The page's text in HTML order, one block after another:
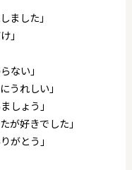
ました」
」
ない」
うれしい」
しょう」
が好きでした」
がとう」